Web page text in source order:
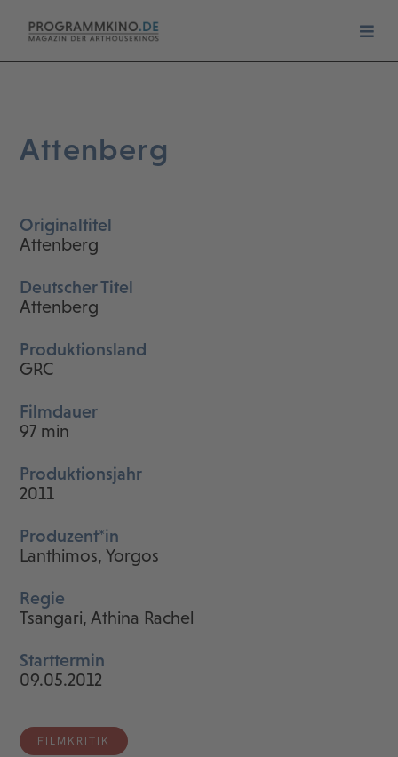
Attenberg
Originaltitel
Attenberg
Deutscher Titel
Attenberg
Produktionsland
GRC
Filmdauer
97 min
Produktionsjahr
2011
Produzent*in
Lanthimos, Yorgos
Regie
Tsangari, Athina Rachel
Starttermin
09.05.2012
FILMKRITIK